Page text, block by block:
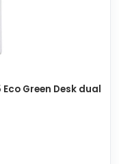
Green Desk dual